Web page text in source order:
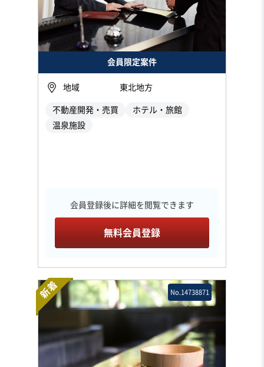
会員限定案件
地域 東北地方
不動産開発・売買
ホテル・旅館
温泉施設
会員登録後に詳細を閲覧できます
無料会員登録
新着 No.14738871